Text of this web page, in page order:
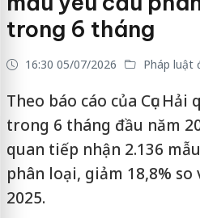
trong 6 tháng
16:30 05/07/2026 Pháp luật
Theo báo cáo của Cục
trong 6 tháng đầu năm
quan tiếp nhận 2.136
phân loại, giảm 18,8% so
2025.